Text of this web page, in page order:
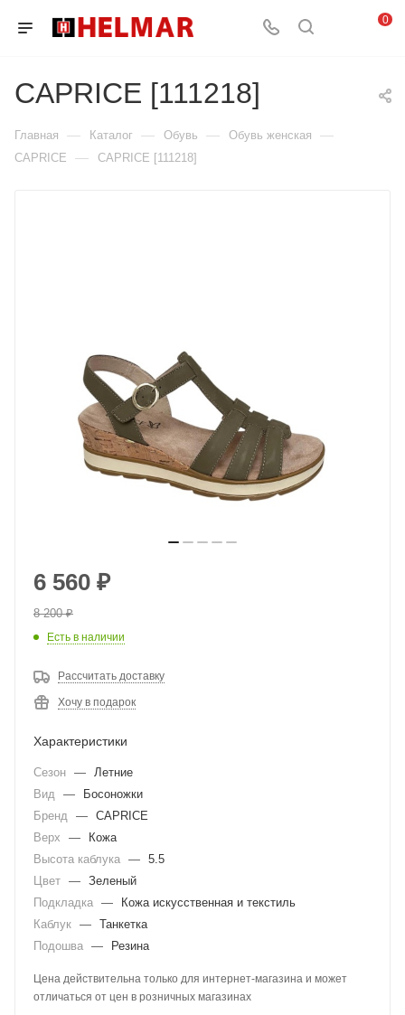
0
CAPRICE [111218]
Главная — Каталог — Обувь — Обувь женская —
CAPRICE — CAPRICE [111218]
6 560 ₽
8 200₽
Есть в наличии
Рассчитать доставку
Хочу в подарок
Характеристики
Сезон —
Летние
Вид
—
Босоножки
Бренд
— CAPRICE
Верх
—
Кожа
Высота каблука — 5.5
Цвет — Зеленый
Подкладка —
Кожа искусственная и текстиль
Каблук — Танкетка
Подошва — Резина
Цена действительна только для интернет-магазина и может
отличаться от цен в розничных магазинах